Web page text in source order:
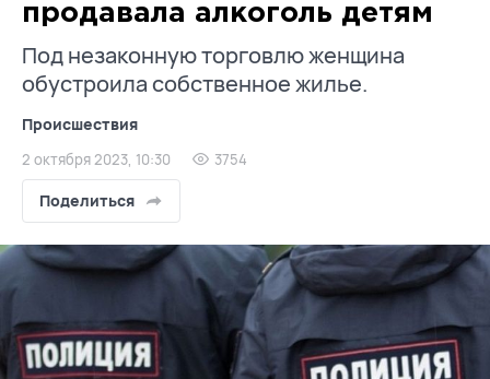
продавала алкоголь детям
Под незаконную торговлю женщина
обустроила собственное жилье.
Происшествия
2 октября 2023, 10:30 3754
Поделиться